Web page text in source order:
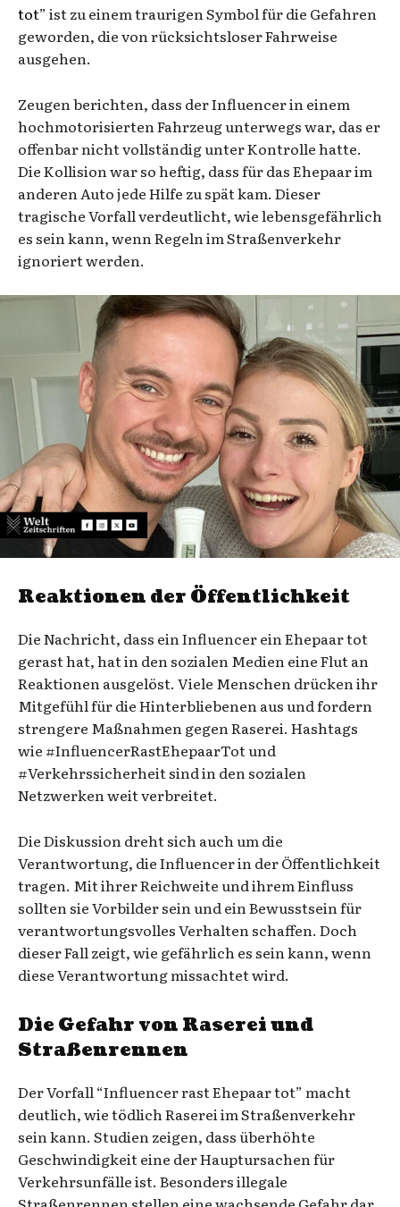
tot” ist zu einem traurigen Symbol für die Gefahren
geworden, die von rücksichtsloser Fahrweise
ausgehen.
Zeugen berichten, dass der Influencer in einem
hochmotorisierten Fahrzeug unterwegs war, das er
offenbar nicht vollständig unter Kontrolle hatte.
Die Kollision war so heftig, dass für das Ehepaar im
anderen Auto jede Hilfe zu spät kam. Dieser
tragische Vorfall verdeutlicht, wie lebensgefährlich
es sein kann, wenn Regeln im Straßenverkehr
ignoriert werden.
Reaktionen der Öffentlichkeit
Die Nachricht, dass ein Influencer ein Ehepaar tot
gerast hat, hat in den sozialen Medien eine Flut an
Reaktionen ausgelöst. Viele Menschen drücken ihr
Mitgefühl für die Hinterbliebenen aus und fordern
strengere Maßnahmen gegen Raserei. Hashtags
wie #InfluencerRastEhepaarTot und
#Verkehrssicherheit sind in den sozialen
Netzwerken weit verbreitet.
Die Diskussion dreht sich auch um die
Verantwortung, die Influencer in der Öffentlichkeit
tragen. Mit ihrer Reichweite und ihrem Einfluss
sollten sie Vorbilder sein und ein Bewusstsein für
verantwortungsvolles Verhalten schaffen. Doch
dieser Fall zeigt, wie gefährlich es sein kann, wenn
diese Verantwortung missachtet wird.
Die Gefahr von Raserei und
Straßenrennen
Der Vorfall “Influencer rast Ehepaar tot” macht
deutlich, wie tödlich Raserei im Straßenverkehr
sein kann. Studien zeigen, dass überhöhte
Geschwindigkeit eine der Hauptursachen für
Verkehrsunfälle ist. Besonders illegale